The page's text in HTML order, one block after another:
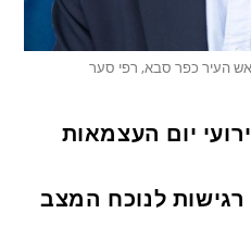
העיר כפר סבא, רפי סער
יום העצמאות
רגישות לנוכח המצב